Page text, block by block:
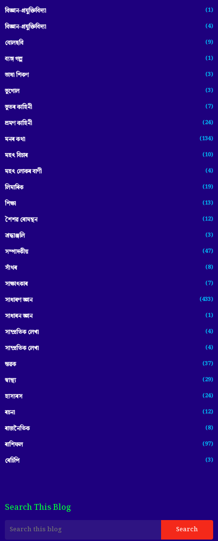
বিজ্ঞান-প্রযুক্তিবিদ্যা (1)
বিজ্ঞান-প্ৰযুক্তিবিদ্যা (4)
বোলছবি (9)
ব্যঙ্গ গল্প (1)
ভাষা শিকণ (3)
ভূগোল (3)
ভূতৰ কাহিনী (7)
ভ্ৰমণ কাহিনী (24)
মনৰ কথা (134)
মহৎ বিচাৰ (10)
মহৎ লোকৰ বাণী (4)
লিমাৰিক (19)
শিক্ষা (13)
শৈশৱ ৰোমন্থন (12)
শ্ৰদ্ধাঞ্জলি (3)
সম্পাদকীয় (47)
সাঁথৰ (8)
সাক্ষাৎকাৰ (7)
সাধাৰণ জ্ঞান (433)
সাধাৰন জ্ঞান (1)
সাম্প্রতিক লেখা (4)
সাম্প্ৰতিক লেখা (4)
স্তৱক (37)
স্বাস্থ্য (29)
হাস্যৰস (24)
ৰচনা (12)
ৰাজনৈতিক (8)
ৰাশিফল (97)
ৰেচিপি (3)
Search This Blog